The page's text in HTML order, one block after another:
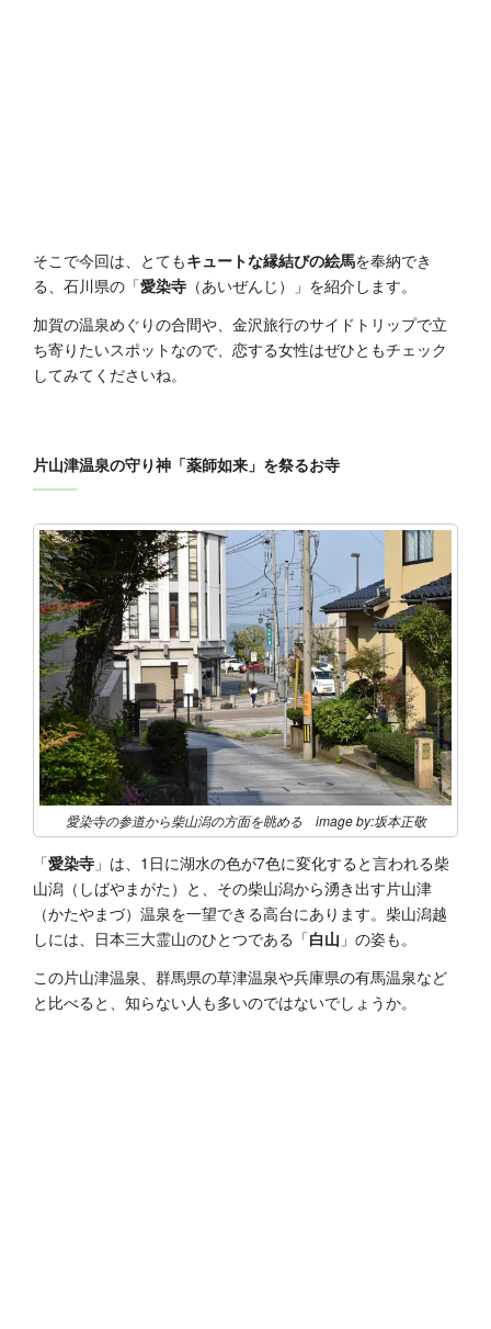
そこで今回は、とてもキュートな縁結びの絵馬を奉納でき
る、石川県の「愛染寺 （あいぜんじ）」を紹介します。
加賀の温泉めぐりの合間や、金沢旅行のサイドトリップで立
ち寄りたいスポットなので、恋する女性はぜひともチェック
してみてくださいね。
片山津温泉の守り神「薬師如来」を祭るお寺
愛染寺の参道から柴山潟の方面を眺める image by:坂本正敬
「愛染寺 」は、1日に湖水の色が7色に変化すると言われる柴
山潟（しばやまがた）と、その柴山潟から湧き出す片山津
（かたやまづ）温泉を一望できる高台にあります。柴山潟越
しには、日本三大霊山のひとつである「白山 」の姿も。
この片山津温泉、群馬県の草津温泉や兵庫県の有馬温泉など
と比べると、知らない人も多いのではないでしょうか。